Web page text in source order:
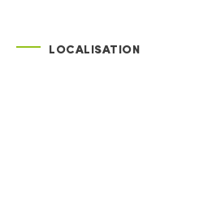
LOCALISATION